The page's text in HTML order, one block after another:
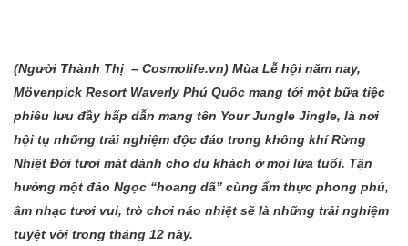
(Người Thành Thị – Cosmolife.vn) Mùa Lễ hội năm nay,
Mövenpick Resort Waverly Phú Quốc mang tới một bữa tiệc
phiêu lưu đầy hấp dẫn mang tên Your Jungle Jingle, là nơi
hội tụ những trải nghiệm độc đáo trong không khí Rừng
Nhiệt Đới tươi mát dành cho du khách ở mọi lứa tuổi. Tận
hưởng một đảo Ngọc “hoang dã” cùng ẩm thực phong phú,
âm nhạc tươi vui, trò chơi náo nhiệt sẽ là những trải nghiệm
tuyệt vời trong tháng 12 này.